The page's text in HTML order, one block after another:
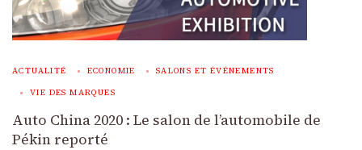
ACTUALITÉ ECONOMIE SALONS ET ÉVÉNEMENTS
VIE DES MARQUES
Auto China 2020 : Le salon de l’automobile de
Pékin reporté